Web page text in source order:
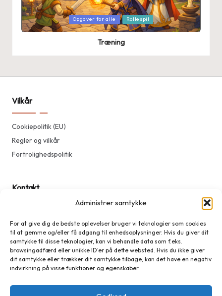
Administrer samtykke
For at give dig de bedste oplevelser bruger vi teknologier som cookies
til at gemme og/eller få adgang til enhedsoplysninger. Hvis du giver dit
samtykke til disse teknologier, kan vi behandle data som f.eks.
browsingadfærd eller unikke ID'er på dette websted. Hvis du ikke giver
dit samtykke eller trækker dit samtykke tilbage, kan det have en negativ
indvirkning på visse funktioner og egenskaber.
Posted
in
Opgaver for alle Rollespil
Træning
Vilkår
Cookiepolitik (EU)
Regler og vilkår
Fortrolighedspolitik
Kontakt
Medlem
Log ind
Opret bruger